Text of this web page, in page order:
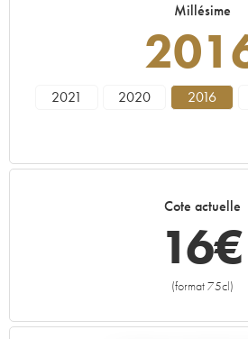
Millésime
2021 2020 2016
Cote actuelle
16€
(format 75cl)